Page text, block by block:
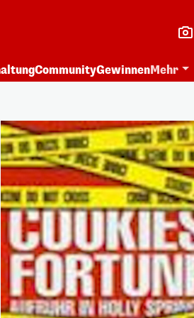
CommunityGewinnenMehr